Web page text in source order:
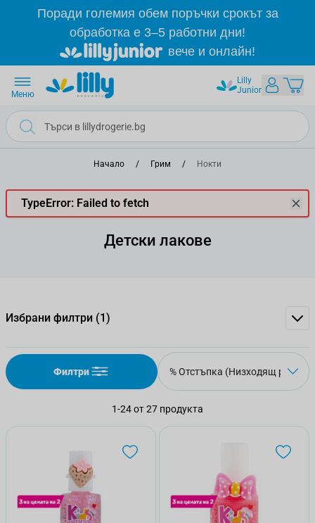
Прескачане към съдържанието
Поради големия обем поръчки срокът за
обработка е 3–5 работни дни!
вече и онлайн!
Lilly
Junior
Меню
Начало / Грим / Нокти
TypeError: Failed to fetch
Детски лакове
Избрани филтри (1)
Филтри
1-24от27 продукта